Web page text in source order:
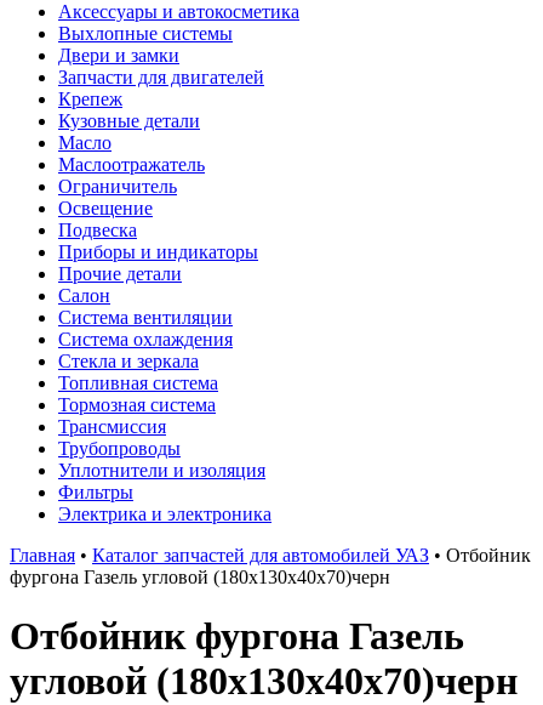
Аксессуары и автокосметика
Выхлопные системы
Двери и замки
Запчасти для двигателей
Крепеж
Кузовные детали
Масло
Маслоотражатель
Ограничитель
Освещение
Подвеска
Приборы и индикаторы
Прочие детали
Салон
Система вентиляции
Система охлаждения
Стекла и зеркала
Топливная система
Тормозная система
Трансмиссия
Трубопроводы
Уплотнители и изоляция
Фильтры
Электрика и электроника
Главная • Каталог запчастей для автомобилей УАЗ • Отбойник
фургона Газель угловой (180х130х40х70)черн
Отбойник фургона Газель
угловой (180х130х40х70)черн